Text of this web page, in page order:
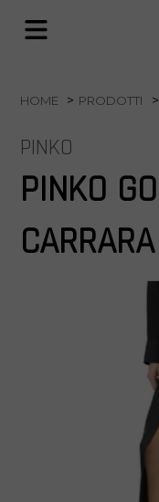
HOME PRODOTTI
PINKO
PINKO
CARRARA